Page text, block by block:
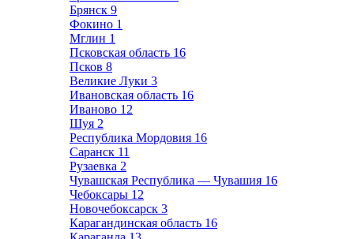
Брянск 9
Фокино 1
Мглин 1
Псковская область 16
Псков 8
Великие Луки 3
Ивановская область 16
Иваново 12
Шуя 2
Республика Мордовия 16
Саранск 11
Рузаевка 2
Чувашская Республика — Чувашия 16
Чебоксары 12
Новочебоксарск 3
Карагандинская область 16